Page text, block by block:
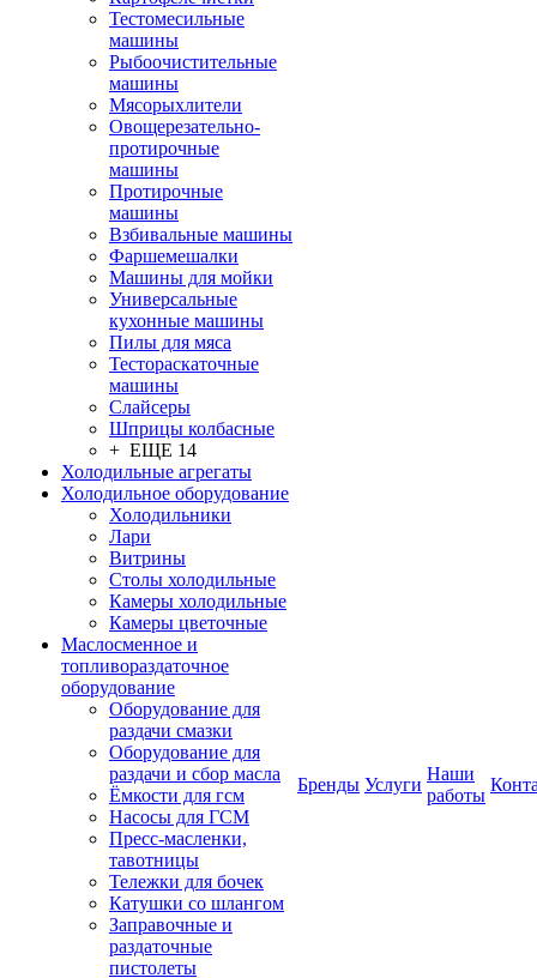
Тестомесильные
машины
Рыбоочистительные
машины
Мясорыхлители
Овощерезательно-
протирочные
машины
Протирочные
машины
Взбивальные машины
Фаршемешалки
Машины для мойки
Универсальные
кухонные машины
Пилы для мяса
Тестораскаточные
машины
Слайсеры
Шприцы колбасные
+ ЕЩЕ 14
Холодильные агрегаты
Холодильное оборудование
Холодильники
Лари
Витрины
Столы холодильные
Камеры холодильные
Камеры цветочные
Маслосменное и
топливораздаточное
оборудование
Оборудование для
раздачи смазки
Оборудование для
раздачи и сбор масла
Ёмкости для гсм
Насосы для ГСМ
Пресс-масленки,
тавотницы
Тележки для бочек
Катушки со шлангом
Заправочные и
раздаточные
пистолеты
Бренды Услуги
Наши
работы